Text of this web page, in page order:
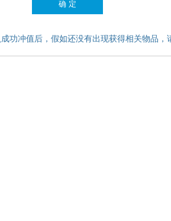
功冲值后，假如还没有出现获得相关物品